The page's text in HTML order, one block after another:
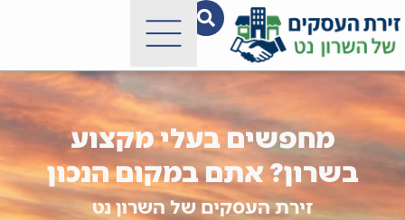
מחפשים בעלי מקצוע
בשרון? אתם במקום הנכון
זירת העסקים של השרון נט